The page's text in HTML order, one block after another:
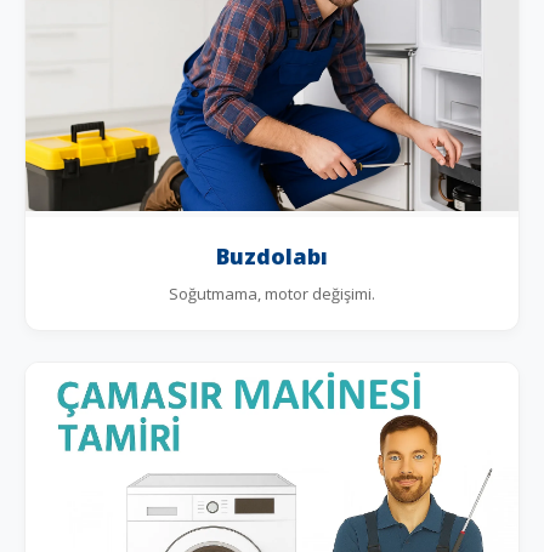
Buzdolabı
Soğutmama, motor değişimi.